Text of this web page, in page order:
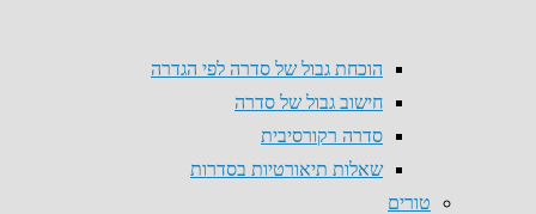
הוכחת גבול של סדרה לפי הגדרה
חישוב גבול של סדרה
סדרה רקורסיבית
שאלות תיאורטיות בסדרות
טורים